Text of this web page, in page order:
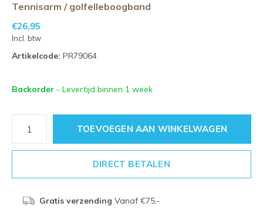
Tennisarm / golfelleboogband
€26,95
Incl. btw
Artikelcode: PR79064
Backorder - Levertijd binnen 1 week
TOEVOEGEN AAN WINKELWAGEN
DIRECT BETALEN
Gratis verzending Vanaf €75,-